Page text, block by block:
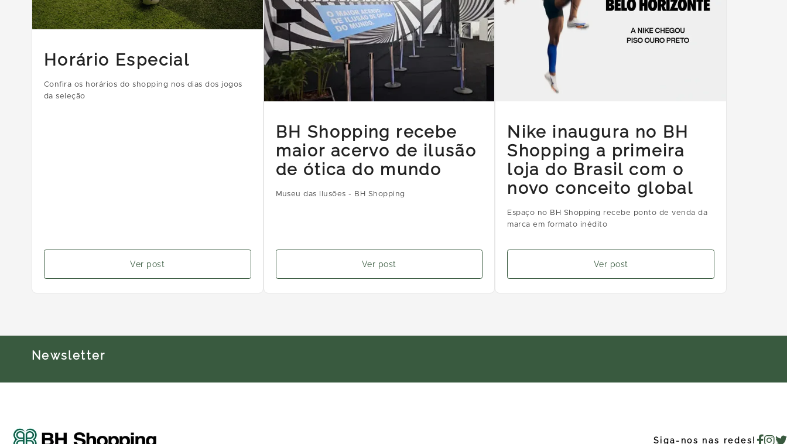
Horário Especial
Confira os horários do shopping nos dias dos jogos
da seleção
Ver post
BH Shopping recebe
maior acervo de ilusão
de ótica do mundo
Museu das Ilusões - BH Shopping
Ver post
Nike inaugura no BH
Shopping a primeira
loja do Brasil com o
novo conceito global
Espaço no BH Shopping recebe ponto de venda da
marca em formato inédito
Ver post
Newsletter
Siga-nos nas redes!